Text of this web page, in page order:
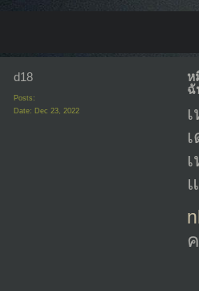
d18
Posts:
Date: Dec 23, 2022
ห
ฉั